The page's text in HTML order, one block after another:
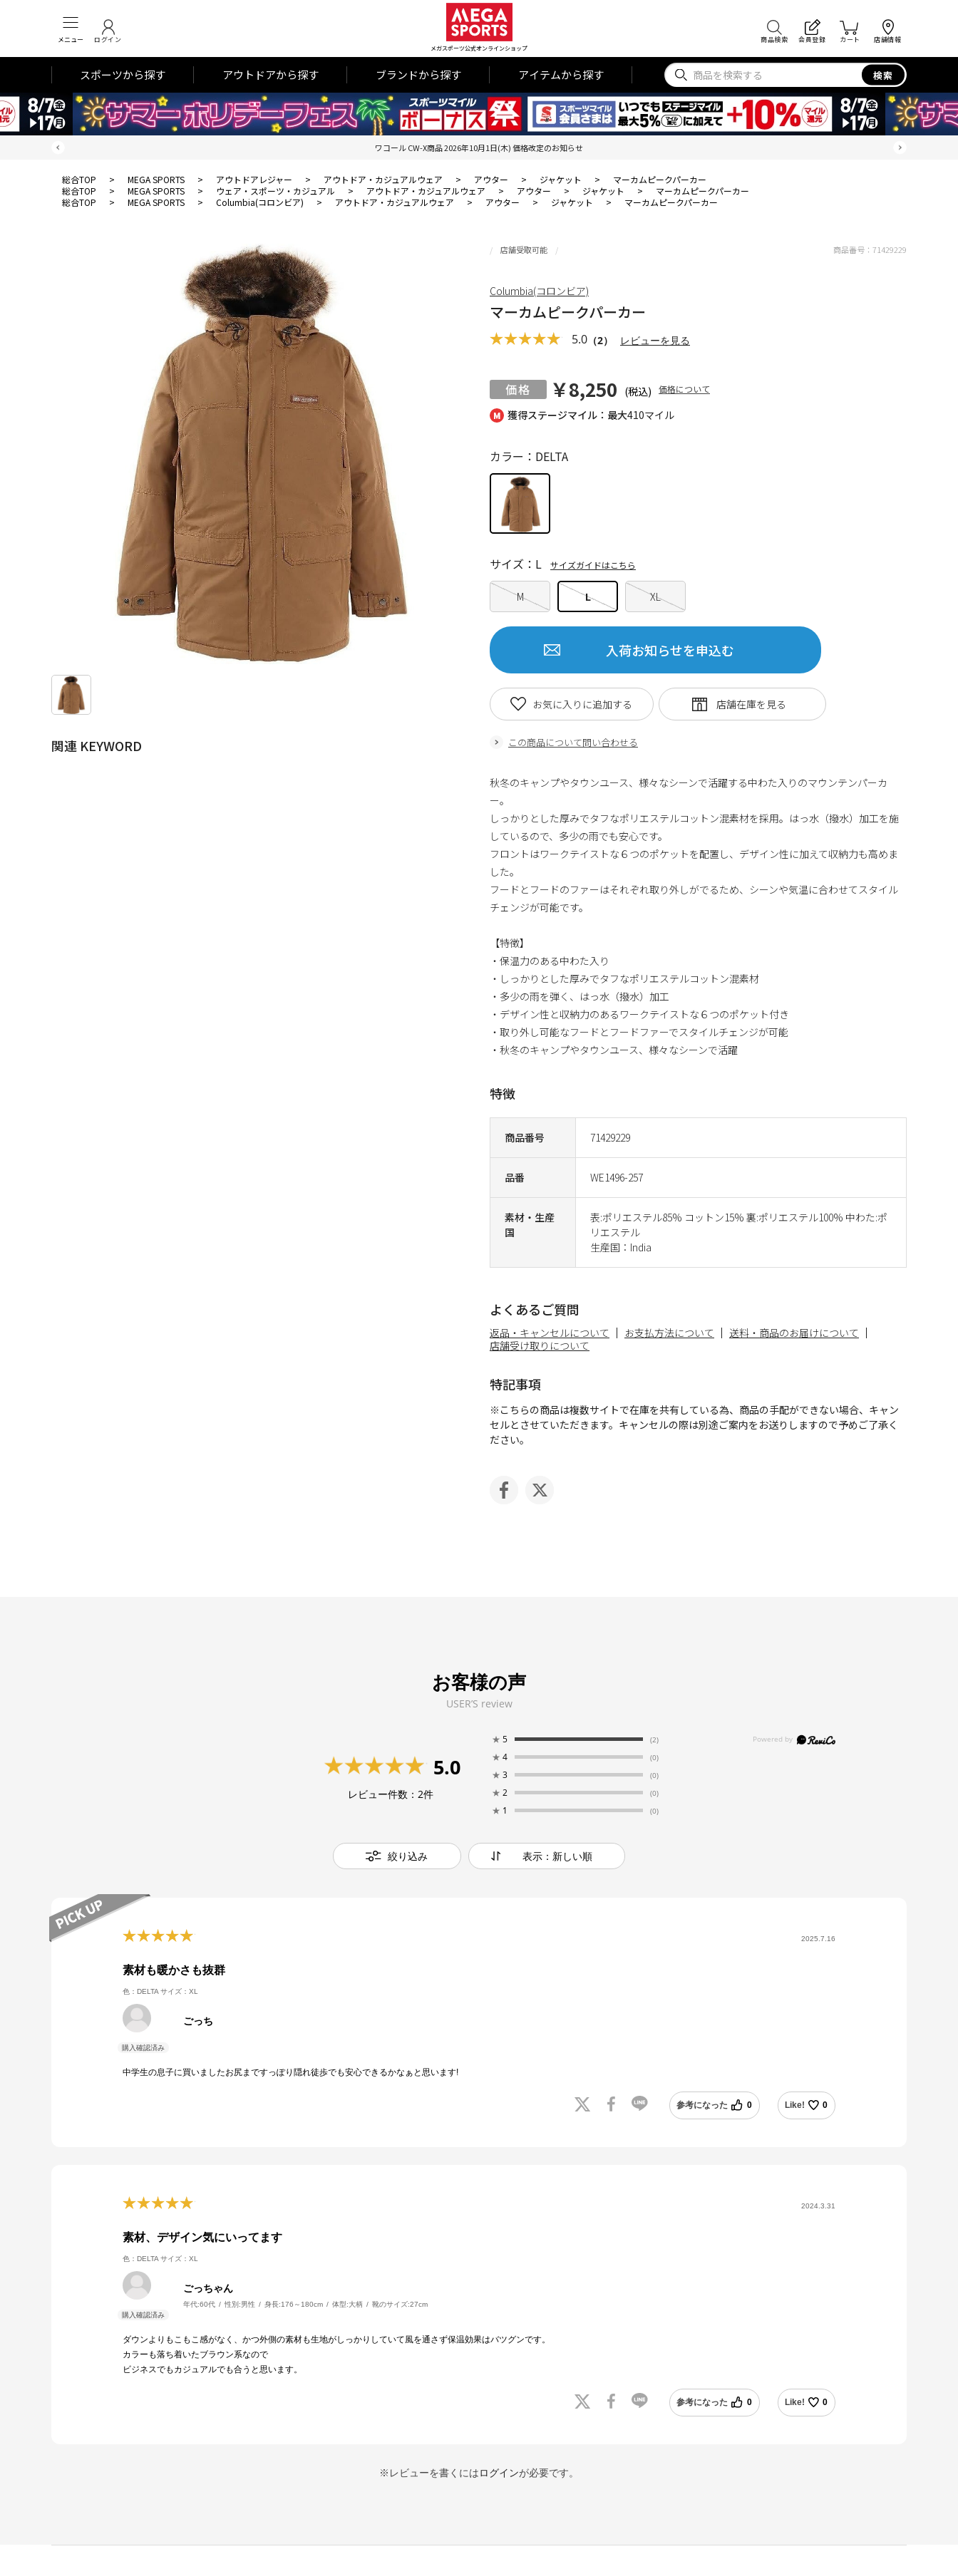
メニュー ログイン
メガスポーツ公式オンラインショップ
商品検索 会員登録 カート 店舗情報
スポーツから探す アウトドアから探す ブランドから探す アイテムから探す 検索
ワコール CW-X商品 2026年10月1日(木) 価格改定のお知らせ
総合TOP > MEGA SPORTS > アウトドアレジャー > アウトドア・カジュアルウェア > アウター > ジャケット >
マーカムピークパーカー
総合TOP
> MEGA SPORTS > ウェア・スポーツ・カジュアル > アウトドア・カジュアルウェア > アウター > ジャケット >
マーカムピークパーカー
総合TOP
> MEGA SPORTS > Columbia(コロンビア) > アウトドア・カジュアルウェア > アウター > ジャケット > マーカムピークパーカー
関連 KEYWORD
獲得ステージマイル：最大410マイル
店舗受取可能
マーカムピークパーカー
5.0 （2） レビューを見る
￥8,250 (税込) 価格について
商品番号 71429229
品番 WE1496-257
素材・生産
国
表:ポリエステル85% コットン15% 裏:ポリエステル100% 中わた:ポ
リエステル
生産国：India
カラー：DELTA
M L XL
サイズ：L サイズガイドはこちら
入荷お知らせを申込む
この商品について問い合わせる
お気に入りに追加する
商品番号： 71429229
Columbia(コロンビア)
秋冬のキャンプやタウンユース、様々なシーンで活躍する中わた入りのマウンテンパーカ
ー。
しっかりとした厚みでタフなポリエステルコットン混素材を採用。はっ水（撥水）加工を施
しているので、多少の雨でも安心です。
フロントはワークテイストな６つのポケットを配置し、デザイン性に加えて収納力も高めま
した。
フードとフードのファーはそれぞれ取り外しがでるため、シーンや気温に合わせてスタイル
チェンジが可能です。
【特徴】
・保温力のある中わた入り
・しっかりとした厚みでタフなポリエステルコットン混素材
・多少の雨を弾く、はっ水（撥水）加工
・デザイン性と収納力のあるワークテイストな６つのポケット付き
・取り外し可能なフードとフードファーでスタイルチェンジが可能
・秋冬のキャンプやタウンユース、様々なシーンで活躍
特徴
よくあるご質問
返品・キャンセルについて お支払方法について
送料・商品のお届けについて
店舗受け取りについて
特記事項
※こちらの商品は複数サイトで在庫を共有している為、商品の手配ができない場合、キャン
セルとさせていただきます。キャンセルの際は別途ご案内をお送りしますので予めご了承く
ださい。
お客様の声
USER’S review
5.0
レビュー件数： 2件
★ 5 (2)
★ 4 (0)
★ 3 (0)
★ 2 (0)
★ 1 (0)
絞り込み 表示：新しい順
2025.7.16
素材も暖かさも抜群
色：DELTA サイズ：XL
ごっち
中学生の息子に買いましたお尻まですっぽり隠れ徒歩でも安心できるかなぁと思います!
参考になった 0 Like! 0
2024.3.31
素材、デザイン気にいってます
色：DELTA サイズ：XL
ごっちゃん
年代:60代 性別:男性 身長:176～180cm 体型:大柄 靴のサイズ:27cm
ダウンよりもこもこ感がなく、かつ外側の素材も生地がしっかりしていて風を通さず保温効果はバツグンです。
カラーも落ち着いたブラウン系なので
ビジネスでもカジュアルでも合うと思います。
参考になった 0 Like! 0
※レビューを書くにはログインが必要です。